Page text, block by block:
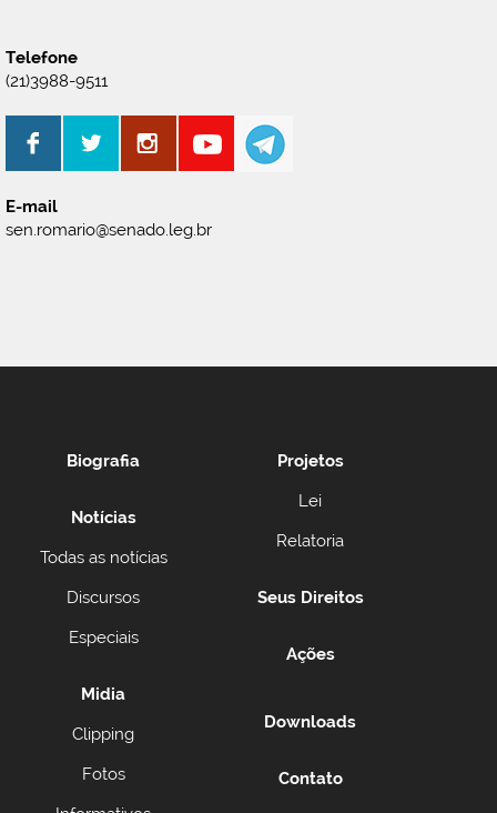
Telefone
(21)3988-9511
E-mail
sen.romario@senado.leg.br
Biografia
Notícias
Todas as notícias
Discursos
Especiais
Midia
Clipping
Fotos
Projetos
Lei
Relatoria
Seus Direitos
Ações
Downloads
Contato